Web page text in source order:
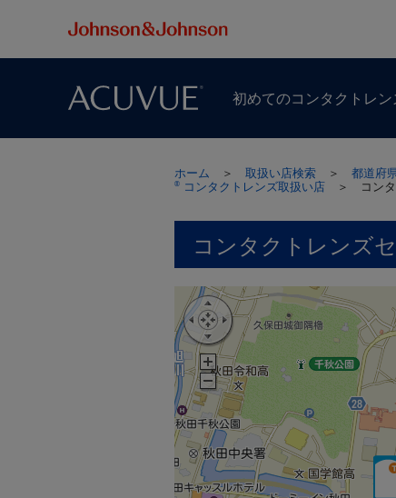
初めての​コンタクトレン
ホーム ＞ 取扱い店検索 ＞ 都道府
® コンタクトレンズ取扱い店 ＞ コン
コンタクトレンズ